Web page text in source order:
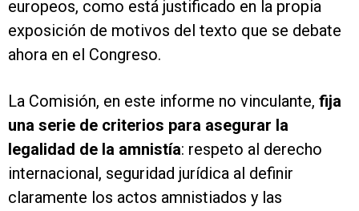
europeos, como está justificado en la propia
exposición de motivos del texto que se debate
ahora en el Congreso.
La Comisión, en este informe no vinculante, fija
una serie de criterios para asegurar la
legalidad de la amnistía: respeto al derecho
internacional, seguridad jurídica al definir
claramente los actos amnistiados y las